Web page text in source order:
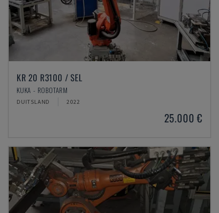
KR 20 R3100 / SEL
KUKA - ROBOTARM
DUITSLAND 2022
25.000 €